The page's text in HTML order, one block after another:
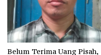
Belum Terima Uang Pisah,